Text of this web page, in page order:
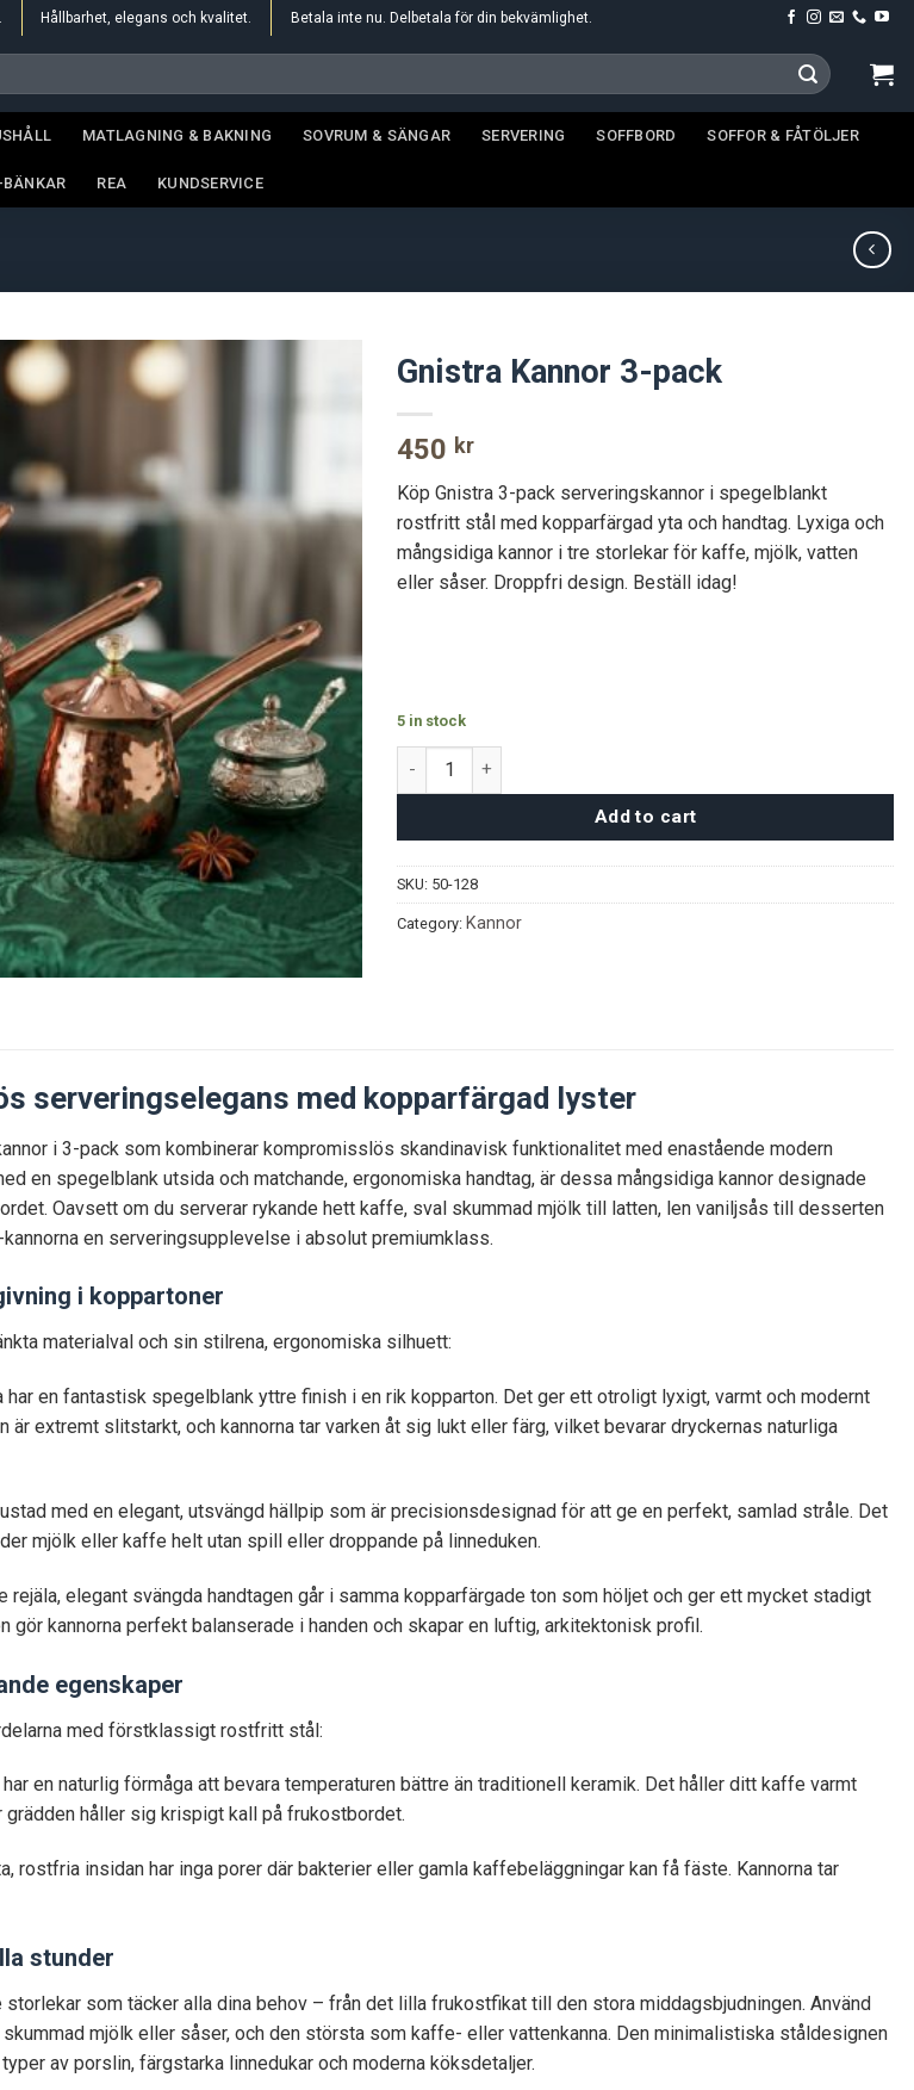
Hållbarhet, elegans och kvalitet. Betala inte nu. Delbetala för din bekvämlighet.
MATLAGNING & BAKNING SOVRUM & SÄNGAR SERVERING SOFFBORD SOFFOR & FÅTÖLJER
BÄNKAR REA KUNDSERVICE
Gnistra Kannor 3-pack
450 kr
Köp Gnistra 3-pack serveringskannor i spegelblankt
rostfritt stål med kopparfärgad yta och handtag. Lyxiga och
mångsidiga kannor i tre storlekar för kaffe, mjölk, vatten
eller såser. Droppfri design. Beställ idag!
5 in stock
Gnistra Kannor 3-pack quantity
Add to cart
SKU: 50-128
Category: Kannor
serveringselegans med kopparfärgad lyster
i 3-pack som kombinerar kompromisslös skandinavisk funktionalitet med enastående modern
en spegelblank utsida och matchande, ergonomiska handtag, är dessa mångsidiga kannor designade
Oavsett om du serverar rykande hett kaffe, sval skummad mjölk till latten, len vaniljsås till desserten
en serveringsupplevelse i absolut premiumklass.
i koppartoner
materialval och sin stilrena, ergonomiska silhuett:
har en fantastisk spegelblank yttre finish i en rik kopparton. Det ger ett otroligt lyxigt, varmt och modernt
extremt slitstarkt, och kannorna tar varken åt sig lukt eller färg, vilket bevarar dryckernas naturliga
med en elegant, utsvängd hällpip som är precisionsdesignad för att ge en perfekt, samlad stråle. Det
mjölk eller kaffe helt utan spill eller droppande på linneduken.
rejäla, elegant svängda handtagen går i samma kopparfärgade ton som höljet och ger ett mycket stadigt
gör kannorna perfekt balanserade i handen och skapar en luftig, arkitektonisk profil.
egenskaper
med förstklassigt rostfritt stål:
en naturlig förmåga att bevara temperaturen bättre än traditionell keramik. Det håller ditt kaffe varmt
håller sig krispigt kall på frukostbordet.
rostfria insidan har inga porer där bakterier eller gamla kaffebeläggningar kan få fäste. Kannorna tar
stunder
som täcker alla dina behov – från det lilla frukostfikat till den stora middagsbjudningen. Använd
mjölk eller såser, och den största som kaffe- eller vattenkanna. Den minimalistiska ståldesignen
av porslin, färgstarka linnedukar och moderna köksdetaljer.